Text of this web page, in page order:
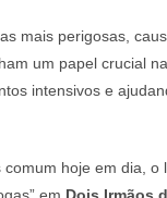
mais perigosas,
um papel crucial
intensivos e
comum hoje em dia,